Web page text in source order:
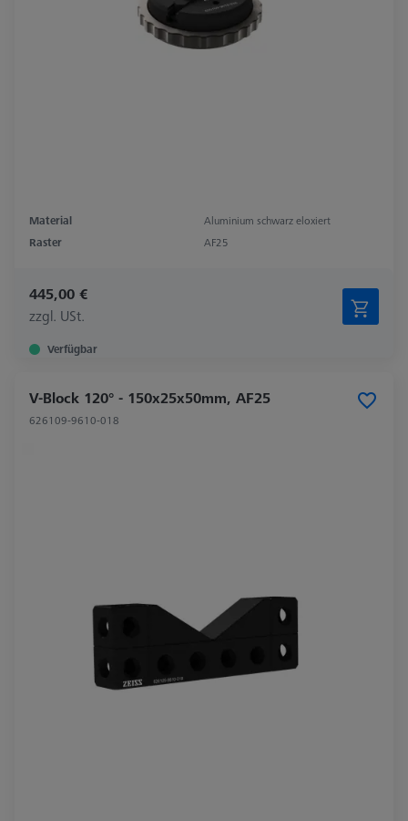
Material
Aluminium schwarz eloxiert
Raster
AF25
445,00 €
zzgl. USt.
Verfügbar
V-Block 120° - 150x25x50mm, AF25
626109-9610-018